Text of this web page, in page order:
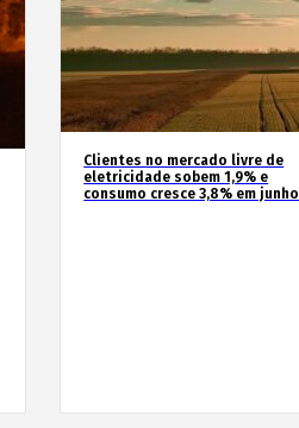
Clientes no mercado livre de
eletricidade sobem 1,9% e
consumo cresce 3,8% em junho